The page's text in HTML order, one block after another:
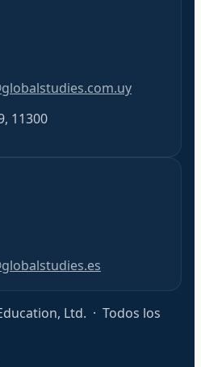
11300
Ltd. · Todos los